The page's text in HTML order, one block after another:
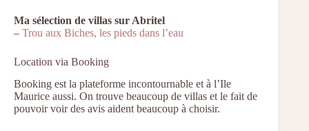
Ma sélection de villas sur Abritel
– Trou aux Biches, les pieds dans l’eau
Location via Booking
Booking est la plateforme incontournable et à l’Ile
Maurice aussi. On trouve beaucoup de villas et le fait de
pouvoir voir des avis aident beaucoup à choisir.